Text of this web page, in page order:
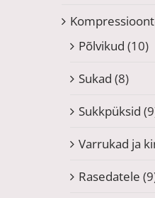
Põlvikud (10)
Sukad (8)
Sukkpüksid
Varrukad ja
Rasedatele